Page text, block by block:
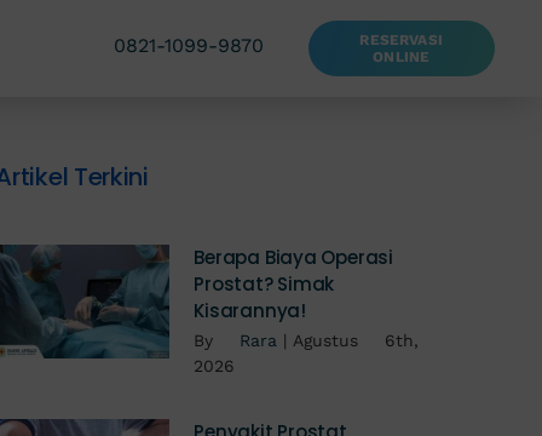
0821-1099-9870
RESERVASI
ONLINE
Terkini
Berapa Biaya Operasi
Prostat? Simak
Kisarannya!
By Rara | Agustus 6th,
2026